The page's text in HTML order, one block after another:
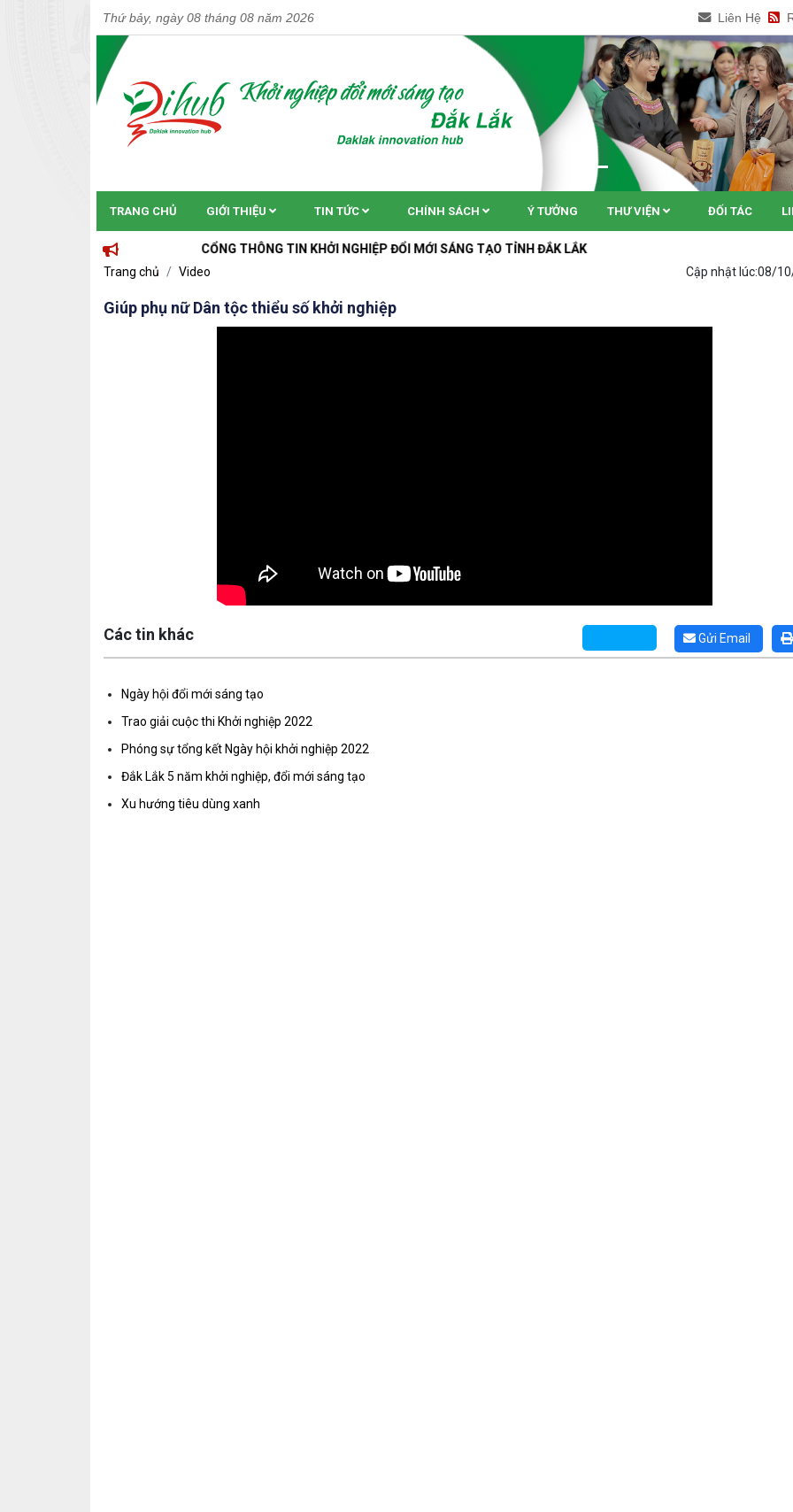
Thứ bảy, ngày 08 tháng 08 năm 2026 Liên Hệ
TRANG CHỦ GIỚI THIỆU TIN TỨC CHÍNH SÁCH Ý TƯỞNG THƯ VIỆN ĐỐI TÁC
CỔNG THÔNG TIN KHỞI NGHIỆP ĐỔI MỚI SÁNG TẠO TỈNH ĐẮK LẮK
Trang chủ
Video Cập nhật lúc:08/
Giúp phụ nữ Dân tộc thiểu số khởi nghiệp
Gửi Email
Các tin khác
Ngày hội đổi mới sáng tạo
Trao giải cuộc thi Khởi nghiệp 2022
Phóng sự tổng kết Ngày hội khởi nghiệp 2022
Đắk Lắk 5 năm khởi nghiệp, đổi mới sáng tạo
Xu hướng tiêu dùng xanh